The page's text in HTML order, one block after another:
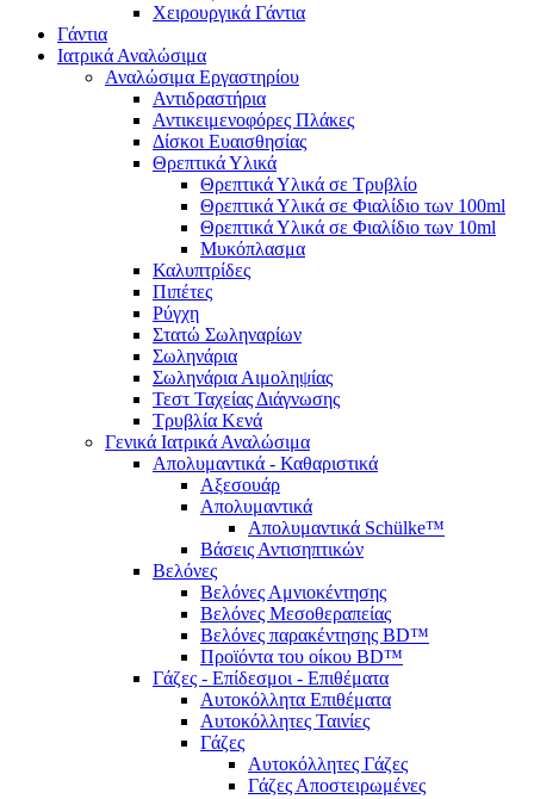
Χειρουργικά Γάντια
Γάντια
Ιατρικά Αναλώσιμα
Αναλώσιμα Εργαστηρίου
Αντιδραστήρια
Αντικειμενοφόρες Πλάκες
Δίσκοι Ευαισθησίας
Θρεπτικά Υλικά
Θρεπτικά Υλικά σε Τρυβλίο
Θρεπτικά Υλικά σε Φιαλίδιο των 100ml
Θρεπτικά Υλικά σε Φιαλίδιο των 10ml
Μυκόπλασμα
Καλυπτρίδες
Πιπέτες
Ρύγχη
Στατώ Σωληναρίων
Σωληνάρια
Σωληνάρια Αιμοληψίας
Τεστ Ταχείας Διάγνωσης
Τρυβλία Κενά
Γενικά Ιατρικά Αναλώσιμα
Απολυμαντικά - Καθαριστικά
Αξεσουάρ
Απολυμαντικά
Απολυμαντικά Schülke™
Βάσεις Αντισηπτικών
Βελόνες
Βελόνες Αμνιοκέντησης
Βελόνες Μεσοθεραπείας
Βελόνες παρακέντησης BD™
Προϊόντα του οίκου BD™
Γάζες - Επίδεσμοι - Επιθέματα
Αυτοκόλλητα Επιθέματα
Αυτοκόλλητες Ταινίες
Γάζες
Αυτοκόλλητες Γάζες
Γάζες Αποστειρωμένες